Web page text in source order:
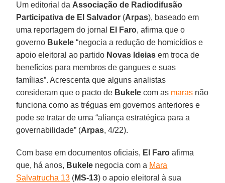
Um editorial da Associação de Radiodifusão
Participativa de El Salvador (Arpas), baseado em
uma reportagem do jornal
El Faro, afirma que o
governo Bukele “negocia a redução de homicídios e
apoio eleitoral ao partido Novas Ideias em troca de
benefícios para membros de gangues e suas
famílias”. Acrescenta que alguns analistas
consideram que o pacto de Bukele com as maras não
funciona como as tréguas em governos anteriores e
pode se tratar de uma “aliança estratégica para a
governabilidade” (Arpas, 4/22).
Com base em documentos oficiais, El Faro afirma
que, há anos, Bukele negocia com a Mara
Salvatrucha 13 (MS-13) o apoio eleitoral à sua